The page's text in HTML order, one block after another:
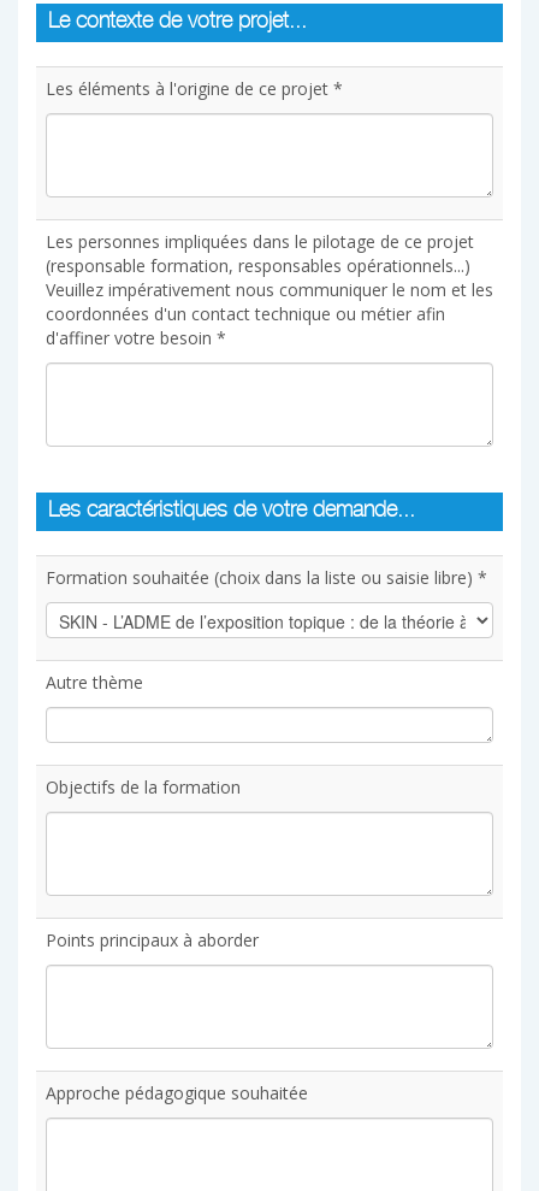
Le contexte de votre projet...
Les éléments à l'origine de ce projet *
Les personnes impliquées dans le pilotage de ce projet
(responsable formation, responsables opérationnels...)
Veuillez impérativement nous communiquer le nom et les
coordonnées d'un contact technique ou métier afin
d'affiner votre besoin *
Les caractéristiques de votre demande...
Formation souhaitée (choix dans la liste ou saisie libre) *
Autre thème
Objectifs de la formation
Points principaux à aborder
Approche pédagogique souhaitée